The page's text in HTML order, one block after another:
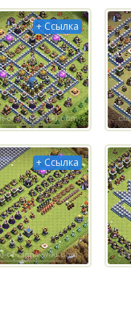
+ Ссылка
+ Ссылка